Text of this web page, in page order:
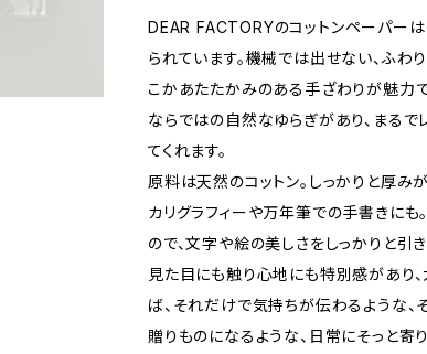
DEAR FACTORYのコットンペーパー
られています。機械では出せない、ふわ
こかあたたかみのある手ざわりが魅力で
ならではの自然なゆらぎがあり、まる
てくれます。
原料は天然のコットン。しっかりと厚み
カリグラフィーや万年筆での手書きにも
ので、文字や絵の美しさをしっかりと引き
見た目にも触り心地にも特別感があり
ば、それだけで気持ちが伝わるような、
贈りものになるような、日常にそっと寄